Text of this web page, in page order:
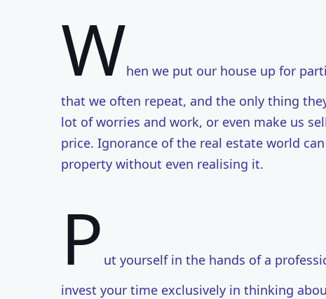
When we put our house up for
that we often repeat, and the only thing
lot of worries and work, or even make us
price. Ignorance of the real estate world
property without even realising it.
P ut yourself in the hands of a
invest your time exclusively in thinking